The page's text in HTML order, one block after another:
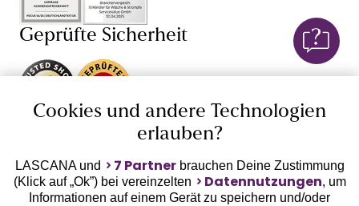
Negligé von LASCANA und anderen Dessous-Marken
versprühst du stets einen weiblichen Charme. Lass dich
von Dessous mit edlen Spitzen-BHs
, Corsagen mit
Spitze oder transparenten Negligés verführen!
Geprüfte Sicherheit
Cookies und andere Technologien
erlauben?
LASCANA und 7 Partnerbrauchen Deine Zustimmung
(Klick auf „Ok”) bei vereinzelten
Datennutzungen, um
Informationen auf einem Gerät zu speichern und/oder